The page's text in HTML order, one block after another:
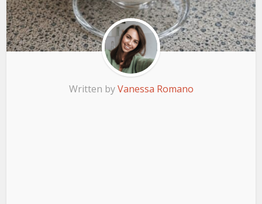
Written byVanessa Romano